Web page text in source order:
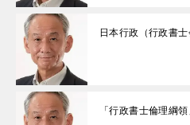
日本行政（行政書
「行政書士倫理綱